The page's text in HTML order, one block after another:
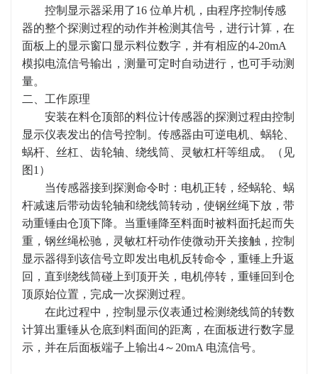
控制显示器采用了16 位单片机，由程序控制传感
器的整个探测过程的动作并检测其信号，进行计算，在
面板上的显示窗口显示料位数字，并有相应的4-20mA
模拟电流信号输出，测量可定时自动进行，也可手动测
量。
二、工作原理
安装在料仓顶部的料位计传感器的探测过程由控制
显示仪表发出的信号控制。传感器由可逆电机、蜗轮、
蜗杆、丝杠、齿轮轴、绕线筒、灵敏杠杆等组成。（见
图1）
当传感器接到探测命令时：电机正转，经蜗轮、蜗
杆减速后带动齿轮轴和绕线筒转动，使钢丝绳下放，带
动重锤由仓顶下降。当重锤降至料面时被料面托起而失
重，钢丝绳松驰，灵敏杠杆动作使微动开关接触，控制
显示器得到该信号立即发出电机反转命令，重锤上升返
回，直到绕线筒碰上到顶开关，电机停转，重锤回到仓
顶原始位置，完成一次探测过程。
在此过程中，控制显示仪表通过检测绕线筒的转数
计算出重锤从仓底到料面间的距离，在面板进行数字显
示，并在后面板端子上输出4～20mA 电流信号。